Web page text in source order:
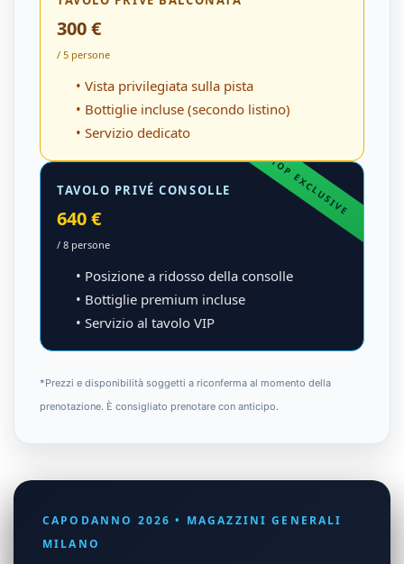
300 €
/ 5 persone
• Vista privilegiata sulla pista
• Bottiglie incluse (secondo listino)
• Servizio dedicato
TOP EXCLUSIVE
TAVOLO PRIVÉ CONSOLLE
640 €
/ 8 persone
• Posizione a ridosso della consolle
• Bottiglie premium incluse
• Servizio al tavolo VIP
*Prezzi e disponibilità soggetti a riconferma al momento della
prenotazione. È consigliato prenotare con anticipo.
CAPODANNO 2026 • MAGAZZINI GENERALI
MILANO